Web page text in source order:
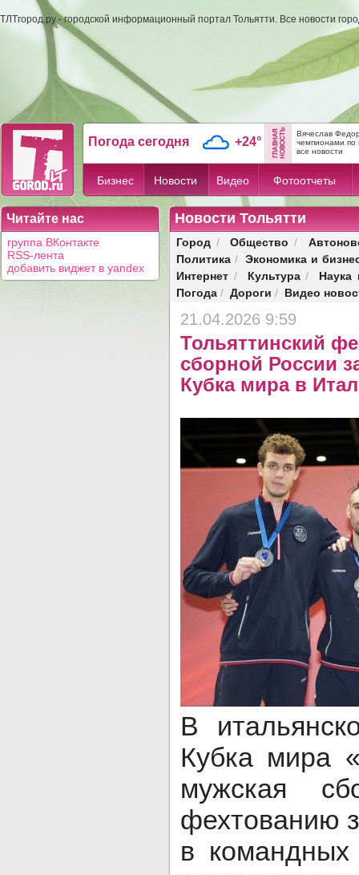
ТЛТгород.ру - городской информационный портал Тольятти. Все новости
Погода сегодня +24°
Вячеслав
чемпионами по
все новости
Бизнес Новости Видео Фотоотчеты
Читайте нас
группа ВКонтакте
RSS-лента
добавить виджет в yandex
Новости Тольятти
Город / Общество /
Политика / Экономика и
Интернет / Культура/
Наука
Погода / Дороги / Видео
21.04.2026 9:59
Тольяттинский
сборной России
Кубка мира в
В
Кубка мира
мужская
фехтованию
в